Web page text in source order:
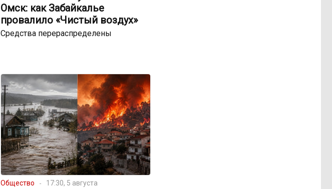
Омск: как Забайкалье
провалило «Чистый воздух»
Средства перераспределены
Общество 17:30, 5 августа